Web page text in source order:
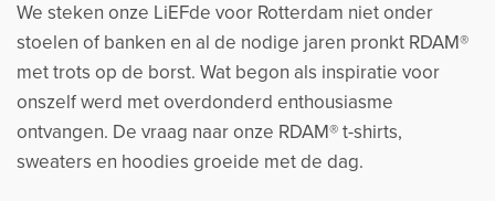
We steken onze LiEFde voor Rotterdam niet onder
stoelen of banken en al de nodige jaren pronkt RDAM®
met trots op de borst. Wat begon als inspiratie voor
onszelf werd met overdonderd enthousiasme
ontvangen. De vraag naar onze RDAM® t-shirts,
sweaters en hoodies groeide met de dag.